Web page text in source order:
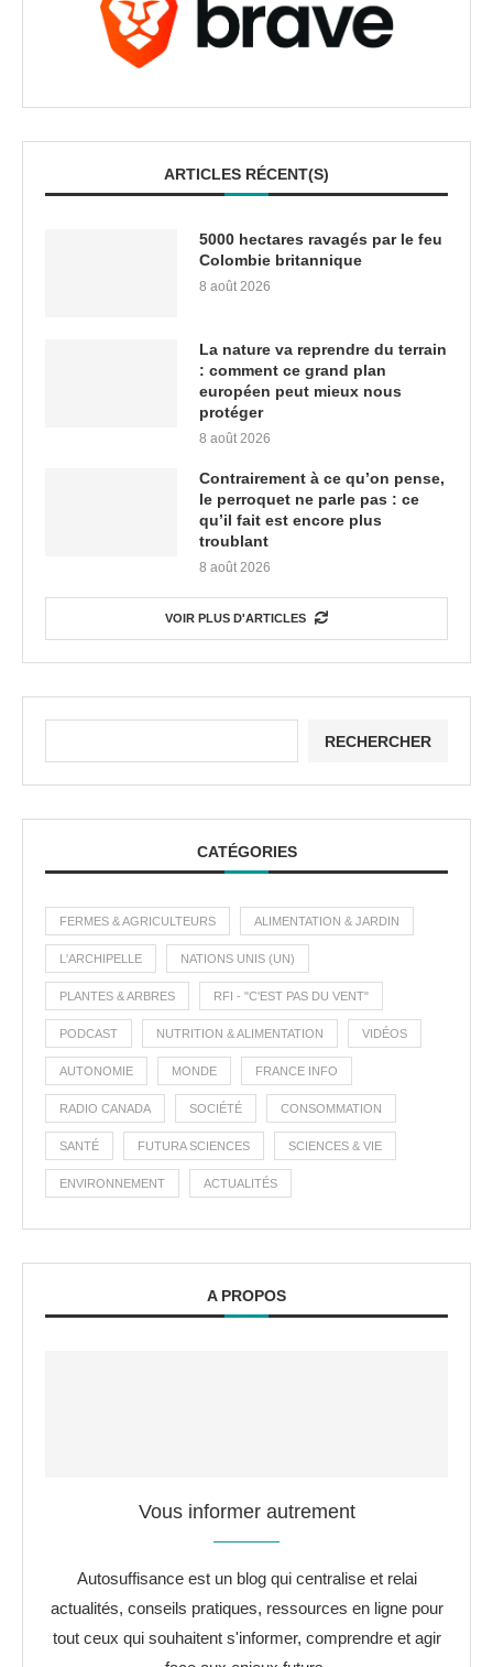
ARTICLES RÉCENT(S)
5000 hectares ravagés par le feu
Colombie britannique
8 août 2026
La nature va reprendre du terrain
: comment ce grand plan
européen peut mieux nous
protéger
8 août 2026
Contrairement à ce qu’on pense,
le perroquet ne parle pas : ce
qu’il fait est encore plus
troublant
8 août 2026
VOIR PLUS D'ARTICLES
RECHERCHER
CATÉGORIES
FERMES & AGRICULTEURS ALIMENTATION & JARDIN
L'ARCHIPELLE NATIONS UNIS (UN)
PLANTES & ARBRES RFI - "C'EST PAS DU VENT"
PODCAST NUTRITION & ALIMENTATION VIDÉOS
AUTONOMIE MONDE FRANCE INFO
RADIO CANADA SOCIÉTÉ CONSOMMATION
SANTÉ FUTURA SCIENCES SCIENCES & VIE
ENVIRONNEMENT ACTUALITÉS
A PROPOS
Vous informer autrement
Autosuffisance est un blog qui centralise et relai
actualités, conseils pratiques, ressources en ligne pour
tout ceux qui souhaitent s'informer, comprendre et agir